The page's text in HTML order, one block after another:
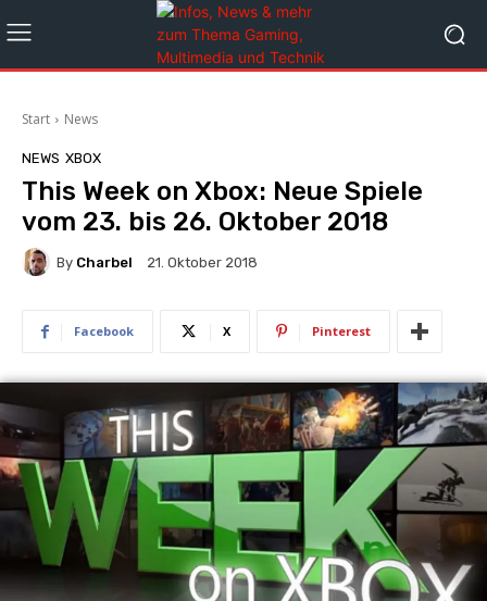
Start News
NEWS XBOX
This Week on Xbox: Neue Spiele
vom 23. bis 26. Oktober 2018
By Charbel 21. Oktober 2018
Facebook X Pinterest